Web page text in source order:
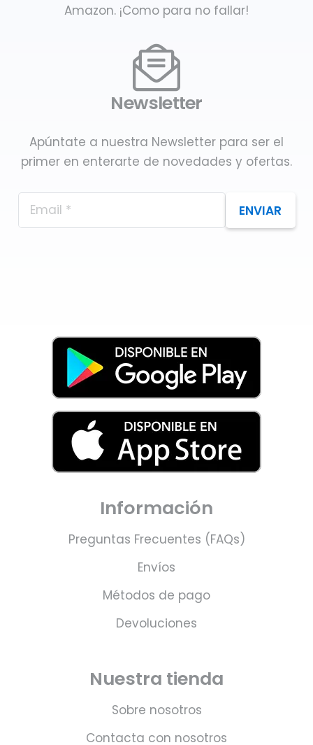
Amazon. ¡Como para no fallar!
Newsletter
Apúntate a nuestra Newsletter para ser el
primer en enterarte de novedades y ofertas.
ENVIAR
Información
Preguntas Frecuentes (FAQs)
Envíos
Métodos de pago
Devoluciones
Nuestra tienda
Sobre nosotros
Contacta con nosotros